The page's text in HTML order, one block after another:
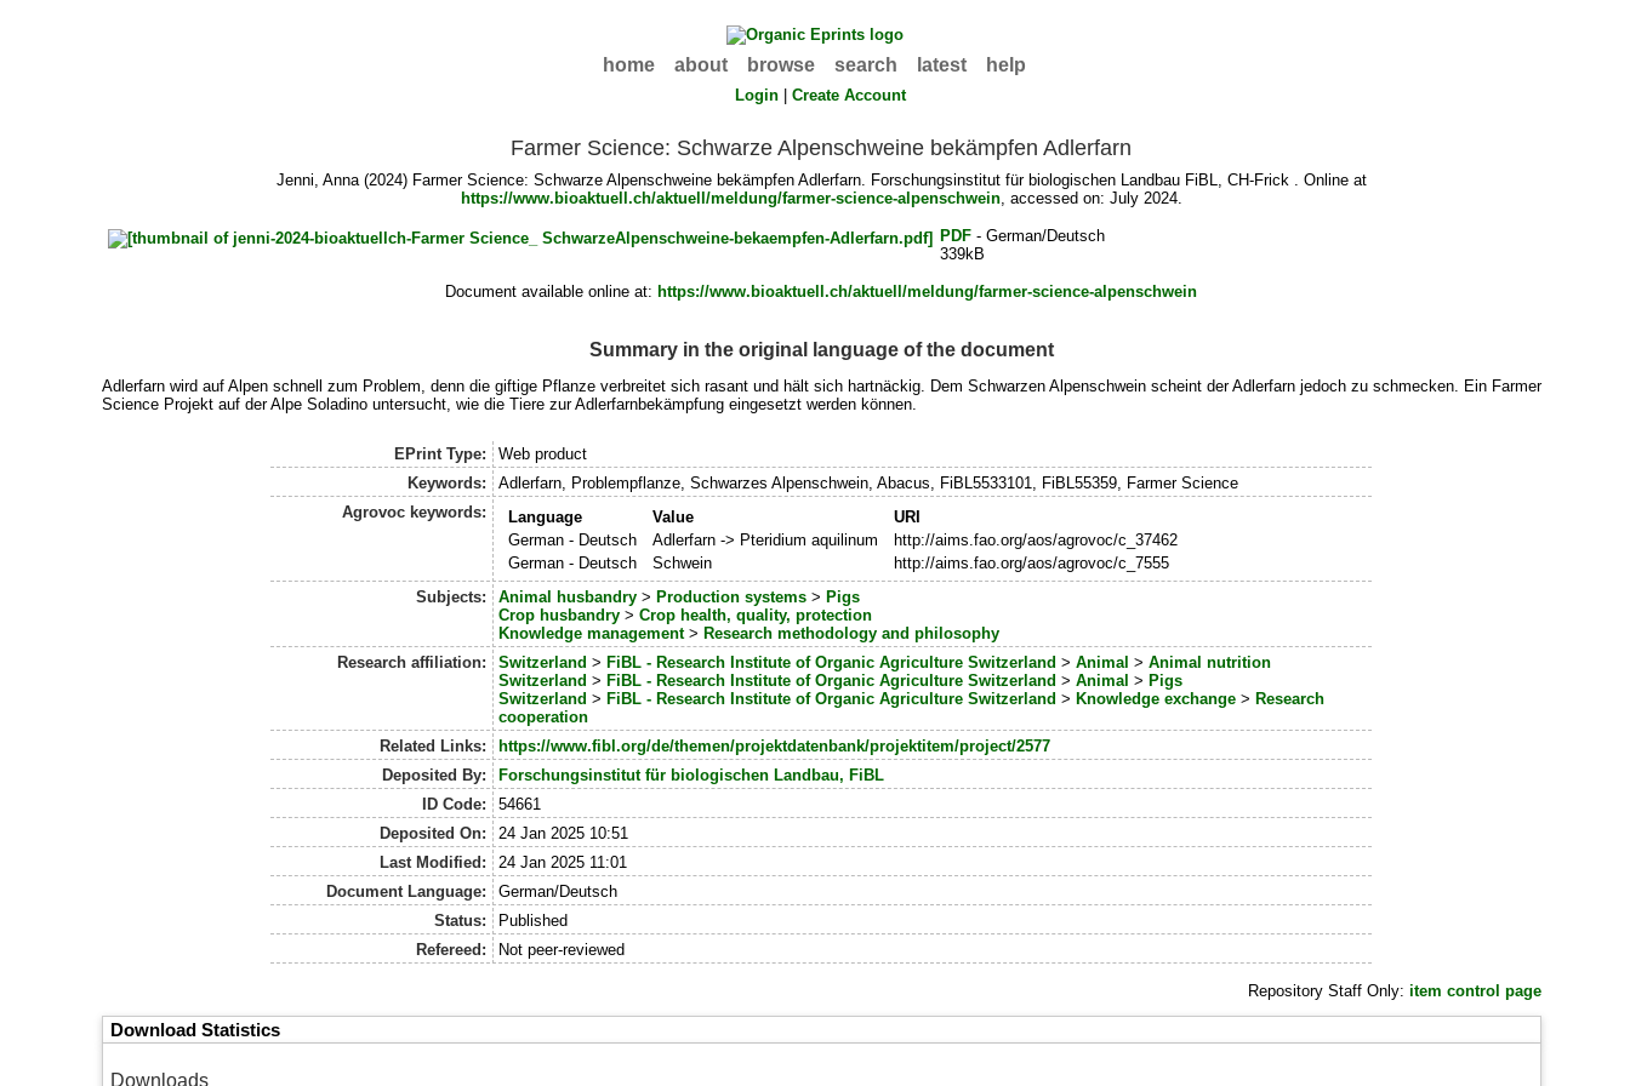
home about browse search latest help
Login |Create Account
Farmer Science: Schwarze Alpenschweine bekämpfen Adlerfarn
Jenni, Anna(2024) Farmer Science: Schwarze Alpenschweine bekämpfen Adlerfarn. Forschungsinstitut für biologischen Landbau FiBL, CH-Frick . Online at
https://www.bioaktuell.ch/aktuell/meldung/farmer-science-alpenschwein, accessed on: July 2024.
PDF- German/Deutsch
339kB
Document available online at: https://www.bioaktuell.ch/aktuell/meldung/farmer-science-alpenschwein
Summary in the original language of the document
Adlerfarn wird auf Alpen schnell zum Problem, denn die giftige Pflanze verbreitet sich rasant und hält sich hartnäckig. Dem Schwarzen Alpenschwein scheint der Adlerfarn jedoch zu schmecken. Ein Farmer
Science Projekt auf der Alpe Soladino untersucht, wie die Tiere zur Adlerfarnbekämpfung eingesetzt werden können.
EPrint Type:
Web product
Keywords:
Adlerfarn, Problempflanze, Schwarzes Alpenschwein, Abacus, FiBL5533101, FiBL55359, Farmer Science
Agrovoc keywords:
Language Value
URI
German - Deutsch
Adlerfarn -> Pteridium aquilinum
http://aims.fao.org/aos/agrovoc/c_37462
German - Deutsch
Schwein
http://aims.fao.org/aos/agrovoc/c_7555
Subjects:
Animal husbandry> Production systems> Pigs
Crop husbandry> Crop health, quality, protection
Knowledge management> Research methodology and philosophy
Research affiliation:
Switzerland > FiBL - Research Institute of Organic Agriculture Switzerland > Animal > Animal nutrition
Switzerland > FiBL - Research Institute of Organic Agriculture Switzerland > Animal > Pigs
Switzerland > FiBL - Research Institute of Organic Agriculture Switzerland > Knowledge exchange> Research
cooperation
Related Links:
https://www.fibl.org/de/themen/projektdatenbank/projektitem/project/2577
Deposited By:
Forschungsinstitut für biologischen Landbau, FiBL
ID Code:
54661
Deposited On:
24 Jan 2025 10:51
Last Modified:
24 Jan 2025 11:01
Document Language:
German/Deutsch
Status:
Published
Refereed:
Not peer-reviewed
Repository Staff Only: item control page
Download Statistics
Downloads